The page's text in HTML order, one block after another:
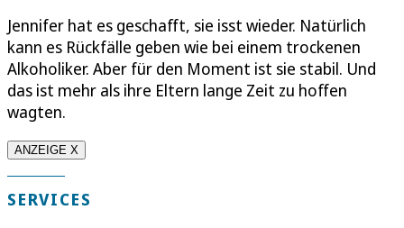
Jennifer hat es geschafft, sie isst wieder. Natürlich
kann es Rückfälle geben wie bei einem trockenen
Alkoholiker. Aber für den Moment ist sie stabil. Und
das ist mehr als ihre Eltern lange Zeit zu hoffen
wagten.
ANZEIGE X
SERVICES